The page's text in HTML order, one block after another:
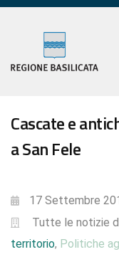
Cascate e
a San Fele
17 Settembre
Tutte le notizie
territorio, Politiche